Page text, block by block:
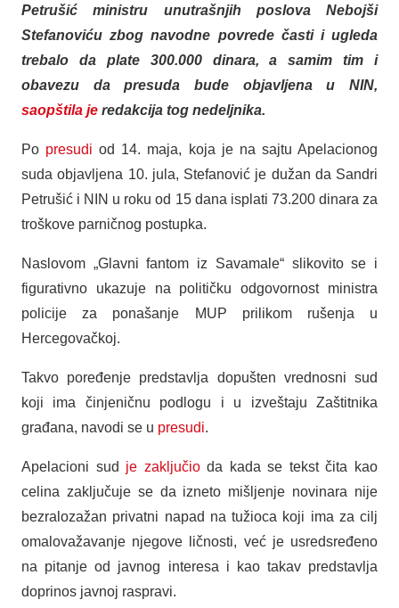
Petrušić ministru unutrašnjih poslova Nebojši
Stefanoviću zbog navodne povrede časti i ugleda
trebalo da plate 300.000 dinara, a samim tim i
obavezu da presuda bude objavljena u NIN,
saopštila je redakcija tog nedeljnika.
Po presudi od 14. maja, koja je na sajtu Apelacionog
suda objavljena 10. jula, Stefanović je dužan da Sandri
Petrušić i NIN u roku od 15 dana isplati 73.200 dinara za
troškove parničnog postupka.
Naslovom „Glavni fantom iz Savamale“ slikovito se i
figurativno ukazuje na političku odgovornost ministra
policije za ponašanje MUP prilikom rušenja u
Hercegovačkoj.
Takvo poređenje predstavlja dopušten vrednosni sud
koji ima činjeničnu podlogu i u izveštaju Zaštitnika
građana, navodi se u presudi.
Apelacioni sud je zaključioda kada se tekst čita kao
celina zaključuje se da izneto mišljenje novinara nije
bezralozažan privatni napad na tužioca koji ima za cilj
omalovažavanje njegove ličnosti, već je usredsređeno
na pitanje od javnog interesa i kao takav predstavlja
doprinos javnoj raspravi.